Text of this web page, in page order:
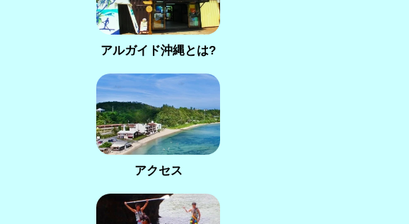
アルガイド沖縄とは?
アクセス